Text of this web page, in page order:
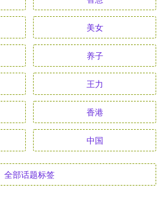
美女
养子
王力
香港
中国
全部话题标签